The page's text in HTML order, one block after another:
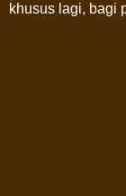
khusus lagi, bagi